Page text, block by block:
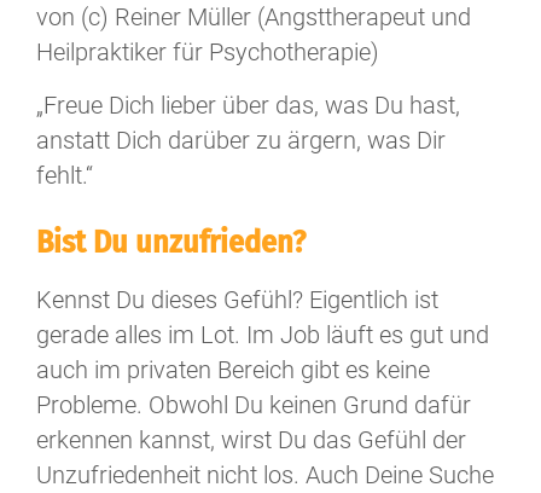
von (c) Reiner Müller (Angsttherapeut und
Heilpraktiker für Psychotherapie)
„Freue Dich lieber über das, was Du hast,
anstatt Dich darüber zu ärgern, was Dir
fehlt.“
Bist Du unzufrieden?
Kennst Du dieses Gefühl? Eigentlich ist
gerade alles im Lot. Im Job läuft es gut und
auch im privaten Bereich gibt es keine
Probleme. Obwohl Du keinen Grund dafür
erkennen kannst, wirst Du das Gefühl der
Unzufriedenheit nicht los. Auch Deine Suche